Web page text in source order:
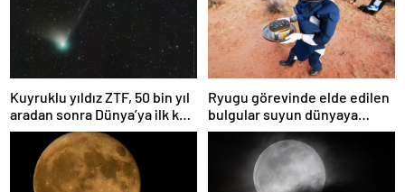
Kuyruklu yıldız ZTF, 50 bin yıl
aradan sonra Dünya’ya ilk kez
çok yaklaşacak
Ryugu görevinde elde edilen
bulgular suyun dünyaya
asteroitlerce getirilmiş
olabileceğini gösteriyor